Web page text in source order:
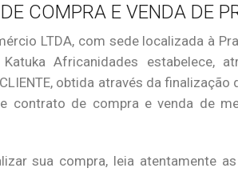
COMPRA E VENDA DE
LTDA, com sede localizada à
Katuka Africanidades estabelece,
obtida através da
contrato de compra e venda de
sua compra, leia atentamente